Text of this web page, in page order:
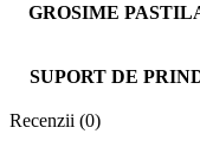
GROSIME
SUPORT DE
Recenzii (0)